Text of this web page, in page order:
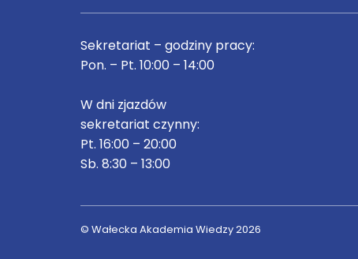
Sekretariat – godziny pracy:
Pon. – Pt. 10:00 – 14:00
W dni zjazdów
sekretariat czynny:
Pt. 16:00 – 20:00
Sb. 8:30 – 13:00
© Wałecka Akademia Wiedzy 2026